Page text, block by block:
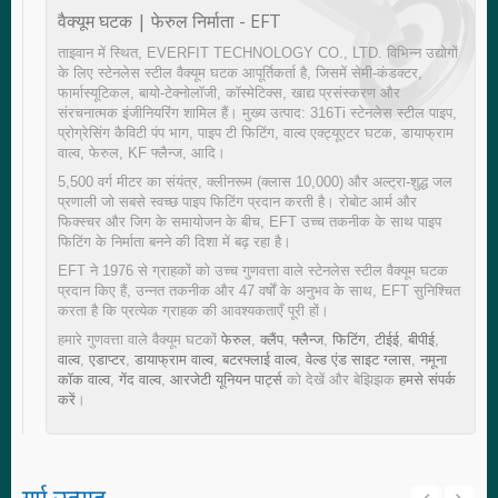
वैक्यूम घटक | फेरुल निर्माता - EFT
ताइवान में स्थित, EVERFIT TECHNOLOGY CO., LTD. विभिन्न उद्योगों
के लिए स्टेनलेस स्टील वैक्यूम घटक आपूर्तिकर्ता है, जिसमें सेमी-कंडक्टर,
फार्मास्यूटिकल, बायो-टेक्नोलॉजी, कॉस्मेटिक्स, खाद्य प्रसंस्करण और
संरचनात्मक इंजीनियरिंग शामिल हैं। मुख्य उत्पाद: 316Ti स्टेनलेस स्टील पाइप,
प्रोग्रेसिंग कैविटी पंप भाग, पाइप टी फिटिंग, वाल्व एक्ट्यूएटर घटक, डायाफ्राम
वाल्व, फेरुल, KF फ्लैन्ज, आदि।
5,500 वर्ग मीटर का संयंत्र, क्लीनरूम (क्लास 10,000) और अल्ट्रा-शुद्ध जल
प्रणाली जो सबसे स्वच्छ पाइप फिटिंग प्रदान करती है। रोबोट आर्म और
फिक्स्चर और जिग के समायोजन के बीच, EFT उच्च तकनीक के साथ पाइप
फिटिंग के निर्माता बनने की दिशा में बढ़ रहा है।
EFT ने 1976 से ग्राहकों को उच्च गुणवत्ता वाले स्टेनलेस स्टील वैक्यूम घटक
प्रदान किए हैं, उन्नत तकनीक और 47 वर्षों के अनुभव के साथ, EFT सुनिश्चित
करता है कि प्रत्येक ग्राहक की आवश्यकताएँ पूरी हों।
हमारे गुणवत्ता वाले वैक्यूम घटकों फेरुल, क्लैंप, फ्लैन्ज, फिटिंग, टीईई, बीपीई,
वाल्व, एडाप्टर, डायाफ्राम वाल्व, बटरफ्लाई वाल्व, वेल्ड एंड साइट ग्लास, नमूना
कॉक वाल्व, गेंद वाल्व, आरजेटी यूनियन पार्ट्स को देखें और बेझिझक हमसे संपर्क
करें ।